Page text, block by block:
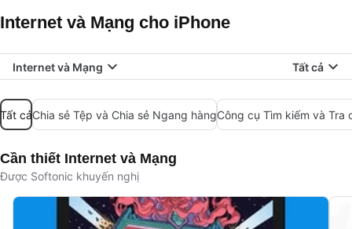
Internet và Mạng cho iPhone
Internet và Mạng Tất cả
Tất cảChia sẻ Tệp và Chia sẻ Ngang hàngCông cụ Tìm kiếm và Tra
Cần thiết Internet và Mạng
Được Softonic khuyến nghị